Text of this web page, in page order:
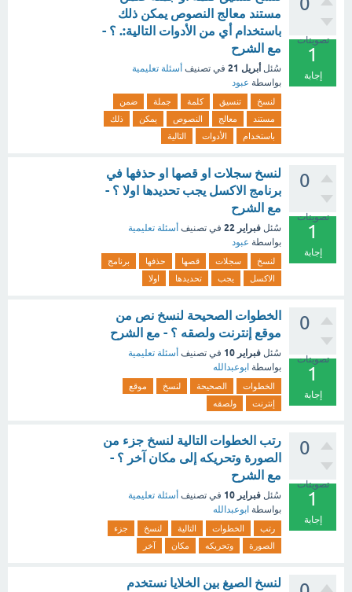
تصويتات
1
إجابة
مستند معالج النصوص يمكن ذلك
باستخدام أي من الأدوات التالية:. ؟ -
مع الشرح
سُئل أبريل 21 في تصنيف أسئلة تعليمية
بواسطة عبود
لنسخ تنسيق كلمة جملة
ضمن
مستند
معالج النصوص يمكن
ذلك
باستخدام
الأدوات التالية
0
تصويتات
1
إجابة
لنسخ سجلات او قصها او حذفها في
برنامج الاكسل يجب تحديدها اولا ؟ -
مع الشرح
سُئل فبراير 22 في تصنيف أسئلة تعليمية
بواسطة عبود
لنسخ سجلات قصها حذفها
برنامج
الاكسل
يجب تحديدها اولا
0
تصويتات
1
إجابة
الخطوات الصحيحة لنسخ نص من
موقع إنترنت ولصقه ؟ - مع الشرح
سُئل فبراير 10 في تصنيف أسئلة تعليمية
بواسطة ابوعبدالله
الخطوات الصحيحة لنسخ
موقع
إنترنت
ولصقه
0
تصويتات
1
إجابة
رتب الخطوات التالية لنسخ جزء من
الصورة وتحريكه إلى مكان آخر ؟ -
مع الشرح
سُئل فبراير 10 في تصنيف أسئلة تعليمية
بواسطة ابوعبدالله
رتب الخطوات التالية لنسخ
جزء
الصورة
وتحريكه مكان آخر
لنسخ الصيغ بين الخلايا نستخدم